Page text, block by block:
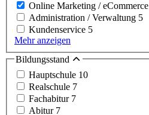
Online Marketing / eCommerce
Administration / Verwaltung 5
Kundenservice 5
Mehr anzeigen
Bildungsstand
Hauptschule 10
Realschule 7
Fachabitur 7
Abitur 7